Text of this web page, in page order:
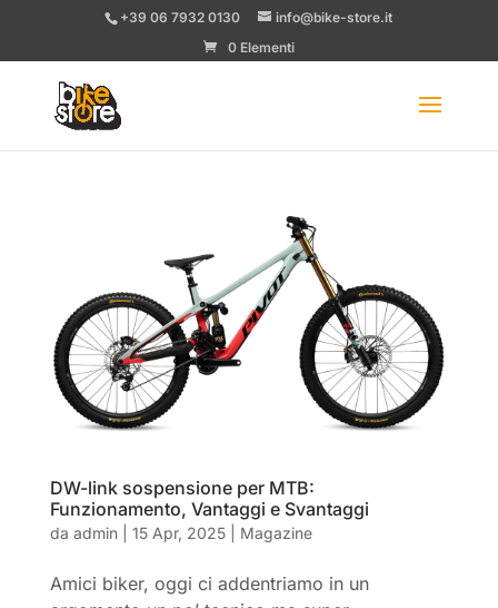
+39 06 7932 0130
info@bike-store.it
0 Elementi
DW-link sospensione per MTB:
Funzionamento, Vantaggi e Svantaggi
da admin| 15 Apr, 2025| Magazine
Amici biker, oggi ci addentriamo in un